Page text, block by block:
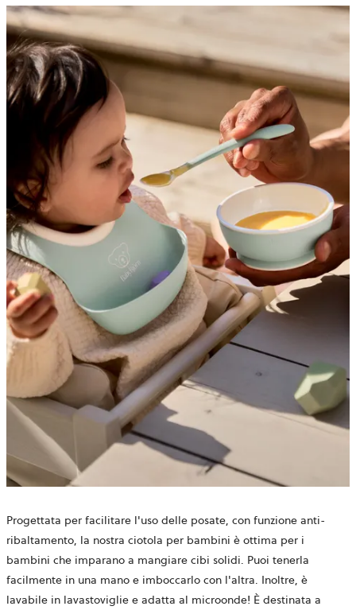
Progettata per facilitare l'uso delle posate, con funzione anti-
ribaltamento, la nostra ciotola per bambini è ottima per i
bambini che imparano a mangiare cibi solidi. Puoi tenerla
facilmente in una mano e imboccarlo con l'altra. Inoltre, è
lavabile in lavastoviglie e adatta al microonde! È destinata a